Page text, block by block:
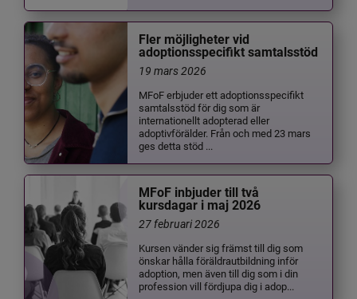
Fler möjligheter vid
adoptionsspecifikt samtalsstöd
19 mars 2026
MFoF erbjuder ett adoptionsspecifikt
samtalsstöd för dig som är
internationellt adopterad eller
adoptivförälder. Från och med 23 mars
ges detta stöd ...
MFoF inbjuder till två
kursdagar i maj 2026
27 februari 2026
Kursen vänder sig främst till dig som
önskar hålla föräldrautbildning inför
adoption, men även till dig som i din
profession vill fördjupa dig i adop...